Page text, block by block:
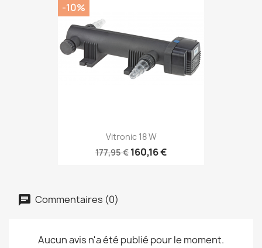
Vitronic 18 W
177,95 € 160,16 €
-10%
Commentaires (0)
Aucun avis n'a été publié pour le moment.